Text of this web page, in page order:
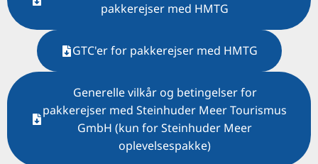
pakkerejser med HMTG
GTC'er for pakkerejser med HMTG
Generelle vilkår og betingelser for
pakkerejser med Steinhuder Meer Tourismus
GmbH (kun for Steinhuder Meer
oplevelsespakke)